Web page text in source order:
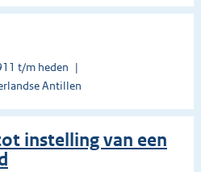
t/m heden
Antillen
instelling van een